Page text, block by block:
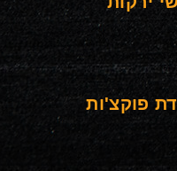
פוקצ'ות